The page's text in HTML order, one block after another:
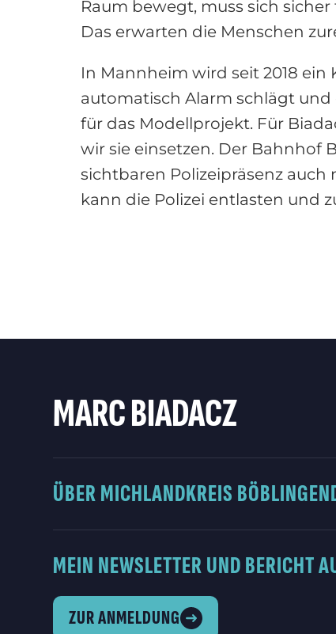
Raum bewegt, muss sich
Das erwarten die Menschen
In Mannheim wird seit 2018
automatisch Alarm schlägt
für das Modellprojekt. Für
wir sie einsetzen. Der Bahnhof
sichtbaren Polizeipräsenz
kann die Polizei entlasten und
MARC BIADACZ
ÜBER MICHLANDKREIS BÖBLINGEN
MEIN NEWSLETTER UND BERICHT
ZUR ANMELDUNG